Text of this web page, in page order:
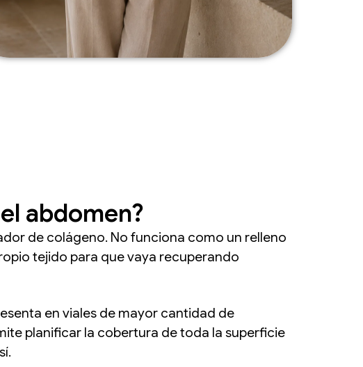
abdomen?
de colágeno. No funciona como un relleno
tejido para que vaya recuperando
en viales de mayor cantidad de
planificar la cobertura de toda la superficie